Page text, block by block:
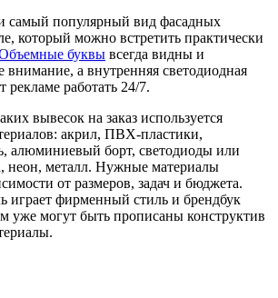
самый популярный вид фасадных
который можно встретить практически
буквы всегда видны и
а внутренняя светодиодная
рекламе работать 24/7.
вывесок на заказ используется
акрил, ПВХ-пластики,
алюминиевый борт, светодиоды или
неон, металл. Нужные материалы
от размеров, задач и бюджета.
играет фирменный стиль и брендбук
уже могут быть прописаны конструктив